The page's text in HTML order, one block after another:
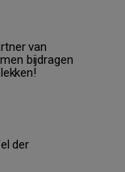
van
bijdragen
der